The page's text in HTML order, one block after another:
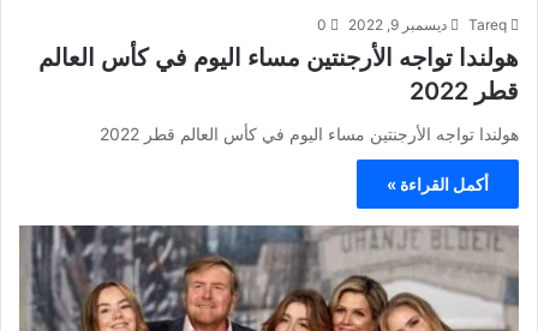
Tareq ديسمبر 9, 2022 0
هولندا تواجه الأرجنتين مساء اليوم في كأس العالم
قطر 2022
هولندا تواجه الأرجنتين مساء اليوم في كأس العالم قطر 2022
أكمل القراءة »